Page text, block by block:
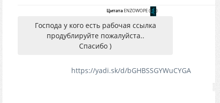
ЦитатаENZOWOPE( )
Господа у кого есть рабочая ссылка
продублируйте пожалуйста..
Спасибо )
https://yadi.sk/d/bGHBSSGYWuCYGA